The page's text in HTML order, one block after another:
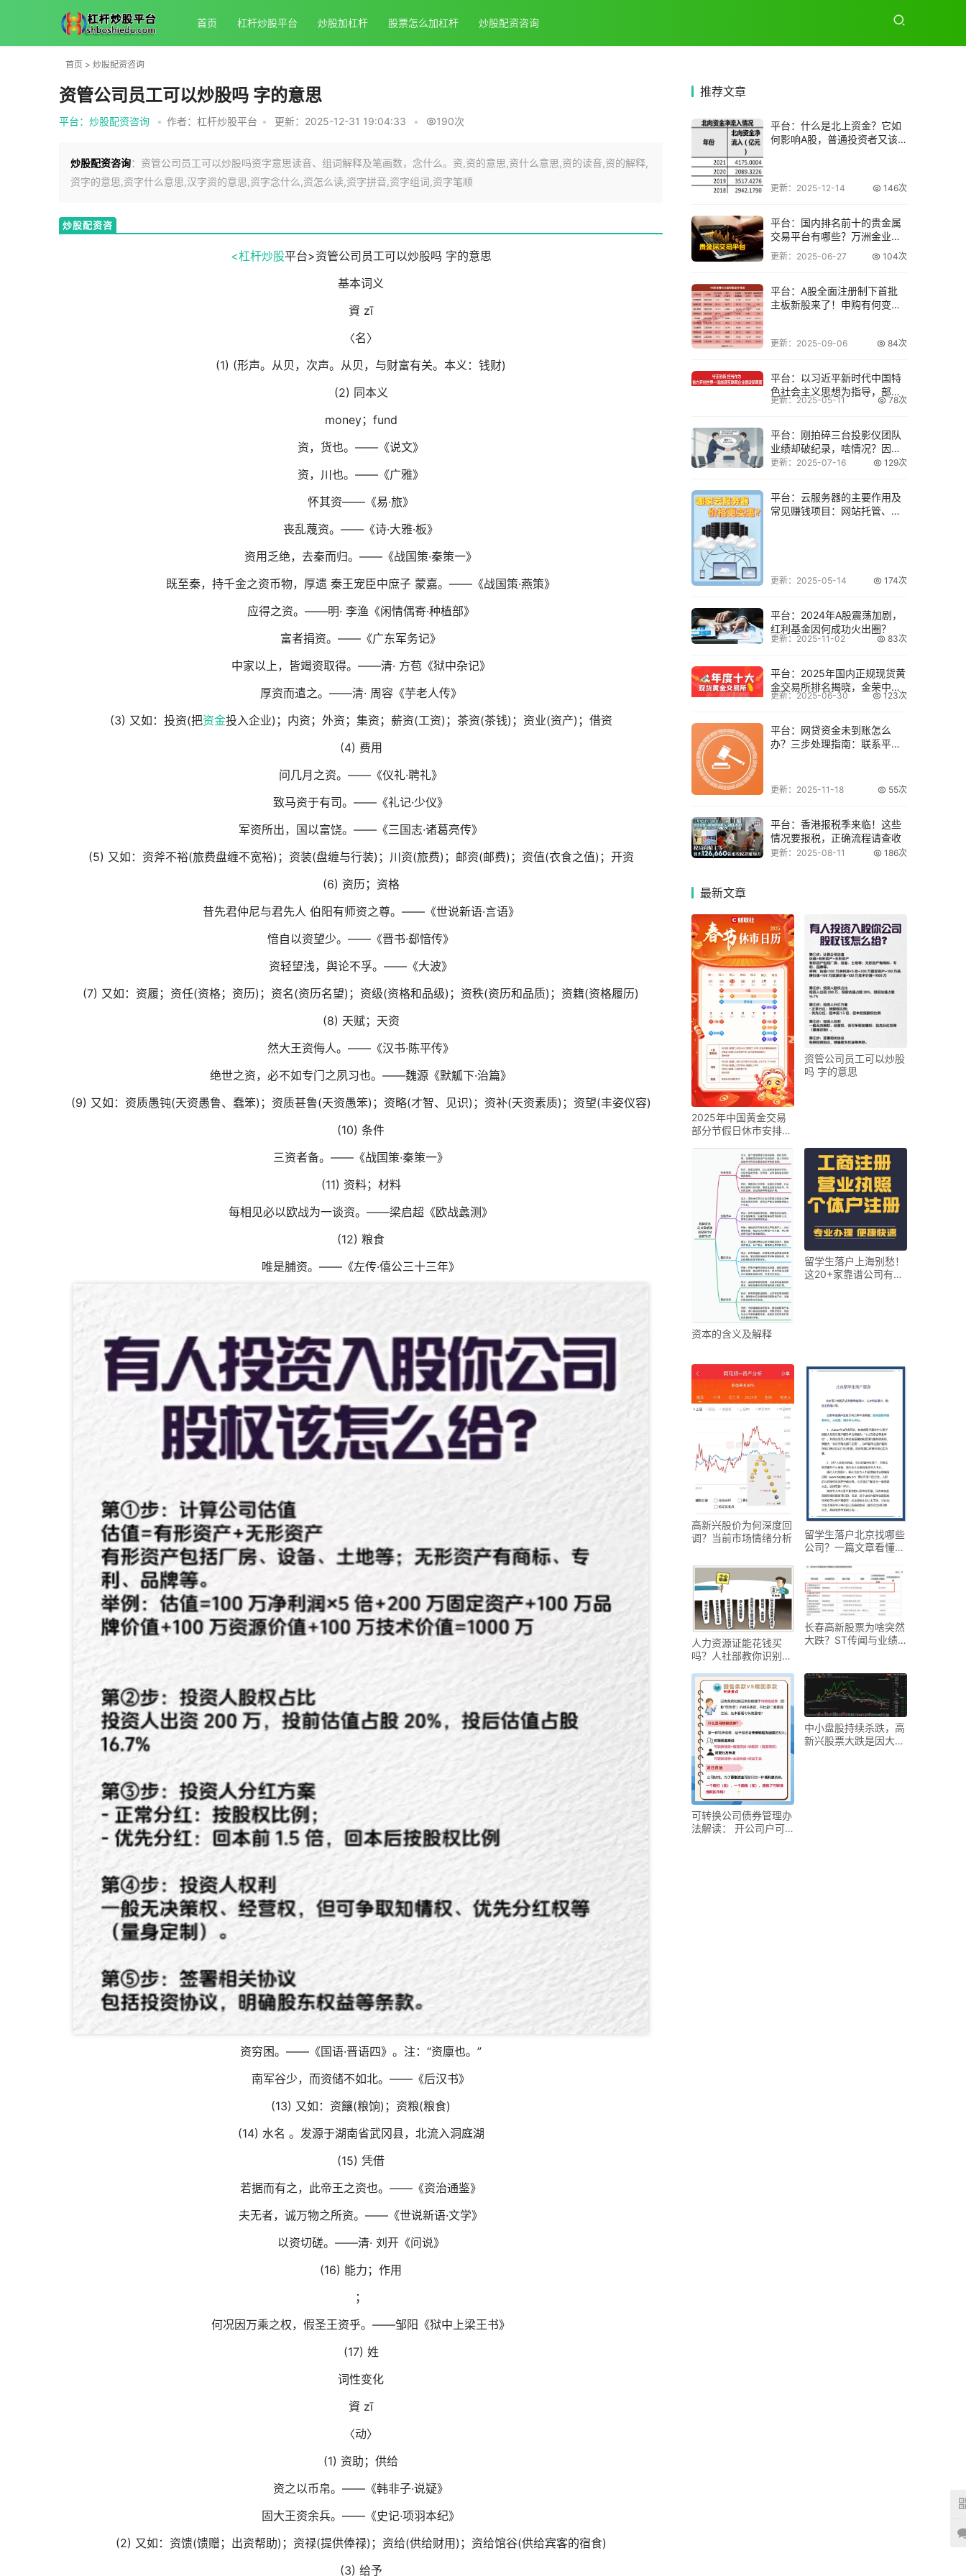
首页 杠杆炒股平台 炒股加杠杆 股票怎么加杠杆 炒股配资咨询
首页 > 炒股配资咨询
资管公司员工可以炒股吗 字的意思
平台：炒股配资咨询 • 作者：杠杆炒股平台 • 更新：2025-12-31 19:04:33 • 190次
炒股配资咨询：资管公司员工可以炒股吗资字意思读音、组词解释及笔画数，念什么。资,资的意思,资什么意思,资的读音,资的解释,
资字的意思,资字什么意思,汉字资的意思,资字念什么,资怎么读,资字拼音,资字组词,资字笔顺
炒股配资咨
<杠杆炒股平台>资管公司员工可以炒股吗 字的意思
基本词义
資 zī
〈名〉
(1) (形声。从贝，次声。从贝，与财富有关。本义：钱财)
(2) 同本义
money；fund
资，货也。——《说文》
资，川也。——《广雅》
怀其资——《易·旅》
丧乱蔑资。——《诗·大雅·板》
资用乏绝，去秦而归。——《战国策·秦策一》
既至秦，持千金之资币物，厚遗 秦王宠臣中庶子 蒙嘉。——《战国策·燕策》
应得之资。——明· 李渔《闲情偶寄·种植部》
富者捐资。——《广东军务记》
中家以上，皆竭资取得。——清· 方苞《狱中杂记》
厚资而遣之。——清· 周容《芋老人传》
(3) 又如：投资(把资金投入企业)；内资；外资；集资；薪资(工资)；茶资(茶钱)；资业(资产)；借资
(4) 费用
问几月之资。——《仪礼·聘礼》
致马资于有司。——《礼记·少仪》
军资所出，国以富饶。——《三国志·诸葛亮传》
(5) 又如：资斧不裕(旅费盘缠不宽裕)；资装(盘缠与行装)；川资(旅费)；邮资(邮费)；资值(衣食之值)；开资
(6) 资历；资格
昔先君仲尼与君先人 伯阳有师资之尊。——《世说新语·言语》
愔自以资望少。——《晋书·郄愔传》
资轻望浅，舆论不孚。——《大波》
(7) 又如：资履；资任(资格；资历)；资名(资历名望)；资级(资格和品级)；资秩(资历和品质)；资籍(资格履历)
(8) 天赋；天资
然大王资侮人。——《汉书·陈平传》
绝世之资，必不如专门之夙习也。——魏源《默觚下·治篇》
(9) 又如：资质愚钝(天资愚鲁、蠢笨)；资质甚鲁(天资愚笨)；资略(才智、见识)；资补(天资素质)；资望(丰姿仪容)
(10) 条件
三资者备。——《战国策·秦策一》
(11) 资料；材料
每相见必以欧战为一谈资。——梁启超《欧战蠡测》
(12) 粮食
唯是脯资。——《左传·僖公三十三年》
资穷困。——《国语·晋语四》。注：“资廪也。”
南军谷少，而资储不如北。——《后汉书》
(13) 又如：资饟(粮饷)；资粮(粮食)
(14) 水名 。发源于湖南省武冈县，北流入洞庭湖
(15) 凭借
若据而有之，此帝王之资也。——《资治通鉴》
夫无者，诚万物之所资。——《世说新语·文学》
以资切磋。——清· 刘开《问说》
(16) 能力；作用
；
何况因万乘之权，假圣王资乎。——邹阳《狱中上梁王书》
(17) 姓
词性变化
資 zī
〈动〉
(1) 资助；供给
资之以币帛。——《韩非子·说疑》
固大王资余兵。——《史记·项羽本纪》
(2) 又如：资馈(馈赠；出资帮助)；资禄(提供俸禄)；资给(供给财用)；资给馆谷(供给宾客的宿食)
(3) 给予
推荐文章
平台：什么是北上资金？它如
何影响A股，普通投资者又该
更新：2025-12-14 146次
平台：国内排名前十的贵金属
交易平台有哪些？万洲金业脱
颖而出
更新：2025-06-27 104次
平台：A股全面注册制下首批
主板新股来了！申购有何变
更新：2025-09-06 84次
平台：以习近平新时代中国特
色社会主义思想为指导，部署
能源互联网企业
更新：2025-05-11 78次
平台：刚拍碎三台投影仪团队
业绩却破纪录，啥情况？因改
了分钱公式
更新：2025-07-16 129次
平台：云服务器的主要作用及
常见赚钱项目：网站托管、云
更新：2025-05-14 174次
平台：2024年A股震荡加剧，
红利基金因何成功火出圈？
更新：2025-11-02 83次
平台：2025年国内正规现货黄
金交易所排名揭晓，金荣中国
备受青睐
更新：2025-06-30 123次
平台：网贷资金未到账怎么
办？三步处理指南：联系平
更新：2025-11-18 55次
平台：香港报税季来临！这些
情况要报税，正确流程请查收
更新：2025-08-11 186次
最新文章
2025年中国黄金交易
部分节假日休市安排，
资管公司员工可以炒股
吗 字的意思
资本的含义及解释
留学生落户上海别愁！
这20+家靠谱公司有指
高新兴股价为何深度回
调？当前市场情绪分析
留学生落户北京找哪些
公司？一篇文章看懂指
人力资源证能花钱买
吗？人社部教你识别求
长春高新股票为啥突然
大跌？ST传闻与业绩
可转换公司债券管理办
法解读： 开公司户可
中小盘股持续杀跌，高
新兴股票大跌是因大盘